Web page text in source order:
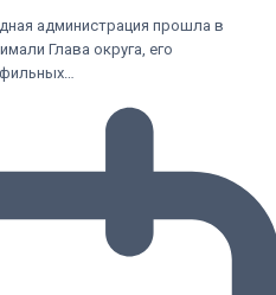
администрация прошла в
Глава округа, его